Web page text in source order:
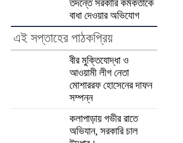
তদন্তে সরকারি কর্মকর্তাকে
বাধা দেওয়ার অভিযোগ
এই সপ্তাহের পাঠকপ্রিয়
বীর মুক্তিযোদ্ধা ও
আওয়ামী লীগ নেতা
মোশাররফ হোসেনের দাফন
সম্পন্ন
কলাপাড়ায় গভীর রাতে
অভিযান, সরকারি চাল